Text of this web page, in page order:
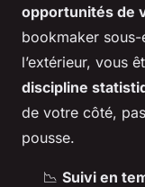
opportunités de
bookmaker
l’extérieur, vous
discipline
de votre côté,
pousse.
📉 Suivi en